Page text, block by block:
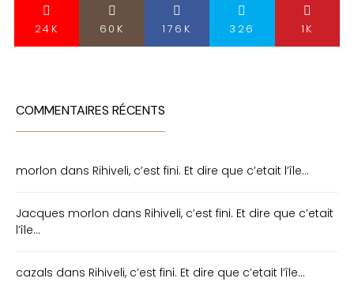
24K 60K 176K 326 1K
COMMENTAIRES RÉCENTS
morlon dans Rihiveli, c’est fini. Et dire que c’etait l’île…
Jacques morlon dans Rihiveli, c’est fini. Et dire que c’etait
l’île…
cazals dans Rihiveli, c’est fini. Et dire que c’etait l’île…